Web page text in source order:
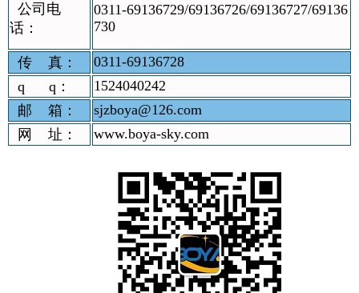
公司电
话：
0311-69136729/69136726/69136727/69136
730
传 真：
0311-69136728
q q：
1524040242
邮 箱：
sjzboya@126.com
网 址：
www.boya-sky.com